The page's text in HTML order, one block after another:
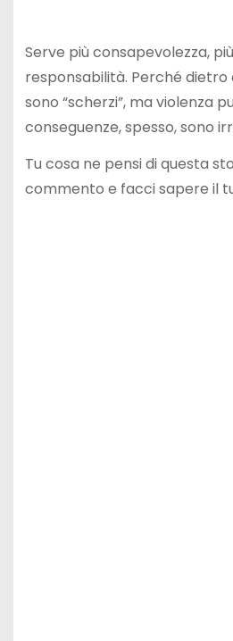
Serve più consapevolezza,
responsabilità. Perché
sono “scherzi”, ma violenza
conseguenze, spesso, sono
Tu cosa ne pensi di questa
commento e facci sapere il